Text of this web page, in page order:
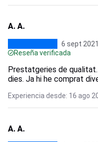
A. A.
6 sept 2021
Reseña verificada
Prestatgeries de
dies. Ja hi he comprat
Experiencia desde: 16 ago
A. A.